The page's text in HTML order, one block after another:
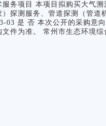
服务项目 本项目拟购买大气
）探测服务、管道探测（管道
03 是 否 本次公开的采购意
文件为准。 常州市生态环境综